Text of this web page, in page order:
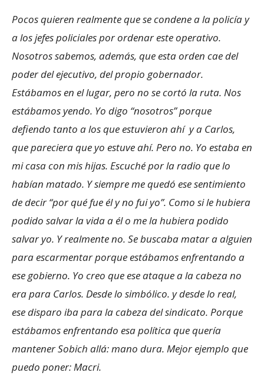
Pocos quieren realmente que se condene a la policía y
a los jefes policiales por ordenar este operativo.
Nosotros sabemos, además, que esta orden cae del
poder del ejecutivo, del propio gobernador.
Estábamos en el lugar, pero no se cortó la ruta. Nos
estábamos yendo. Yo digo “nosotros” porque
defiendo tanto a los que estuvieron ahí y a Carlos,
que pareciera que yo estuve ahí. Pero no. Yo estaba en
mi casa con mis hijas. Escuché por la radio que lo
habían matado. Y siempre me quedó ese sentimiento
de decir “por qué fue él y no fui yo”. Como si le hubiera
podido salvar la vida a él o me la hubiera podido
salvar yo. Y realmente no. Se buscaba matar a alguien
para escarmentar porque estábamos enfrentando a
ese gobierno. Yo creo que ese ataque a la cabeza no
era para Carlos. Desde lo simbólico. y desde lo real,
ese disparo iba para la cabeza del sindicato. Porque
estábamos enfrentando esa política que quería
mantener Sobich allá: mano dura. Mejor ejemplo que
puedo poner: Macri.